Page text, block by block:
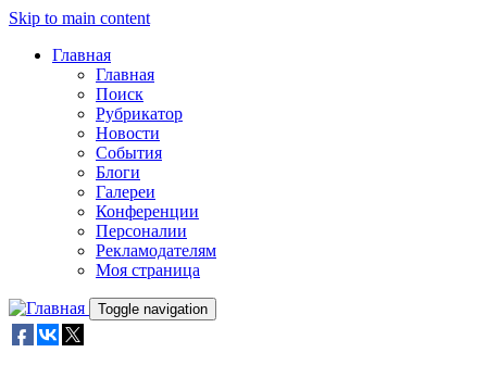
Skip to main content
Главная
Главная
Поиск
Рубрикатор
Новости
События
Блоги
Галереи
Конференции
Персоналии
Рекламодателям
Моя страница
Toggle navigation